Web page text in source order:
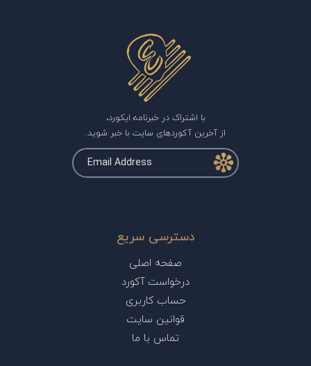
با اشتراک در خبرنامه ایکورد،
از آخرین آکوردهای سایت با خبر شوید.
دسترسی سریع
صفحه اصلی
درخواست آکورد
حساب کاربری
قوانین سایت
تماس با ما